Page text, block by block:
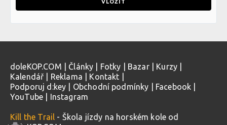
doleKOP.COM Články Fotky Bazar| Kurzy
Kalendář
Reklama Kontakt
Podporuj d:key
Obchodní podmínky Facebook
YouTube
Instagram
Kill the Trail - Škola jízdy na horském kole od